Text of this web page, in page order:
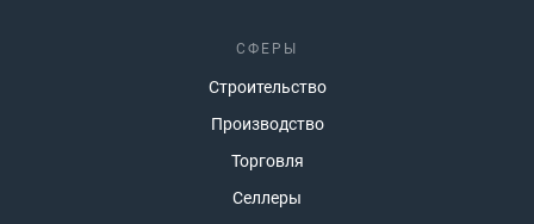
СФЕРЫ
Строительство
Производство
Торговля
Селлеры